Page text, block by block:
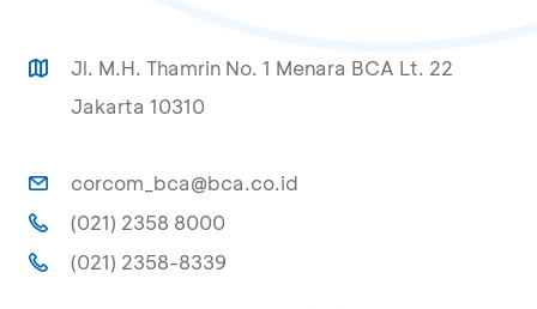
Jl. M.H. Thamrin No. 1 Menara BCA Lt. 22
Jakarta 10310
corcom_bca@bca.co.id
(021) 2358 8000
(021) 2358-8339